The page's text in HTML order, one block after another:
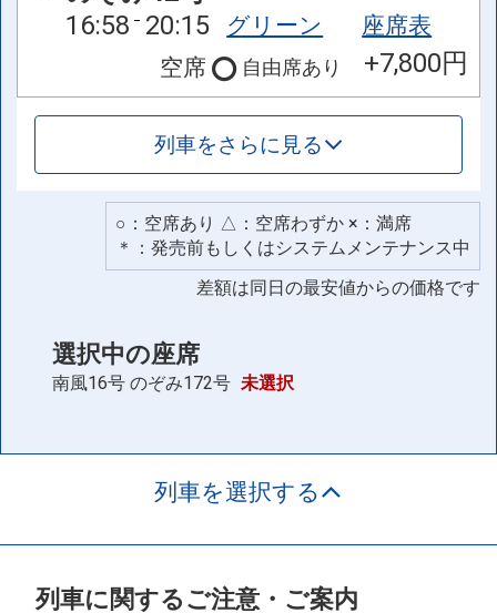
16:58 20:15 グリーン
座席表
空席
自由席あり +7,800円
列車をさらに見る
○：空席あり △：空席わずか ×：満席
＊：発売前もしくはシステムメンテナンス中
差額は同日の最安値からの価格です
選択中の座席
南風16号 のぞみ172号 未選択
列車を選択する
列車に関するご注意・ご案内